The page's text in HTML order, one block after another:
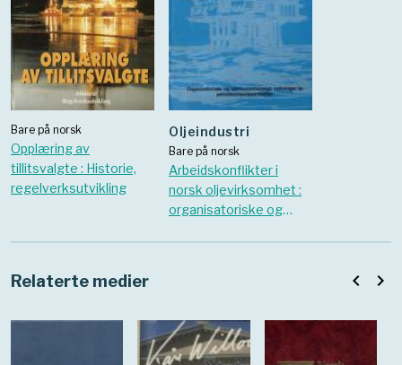
Bare på norsk
Opplæring av
tillitsvalgte : Historie,
regelverksutvikling
oljeindustri
Bare på norsk
Arbeidskonflikter i
norsk oljevirksomhet :
organisatoriske og
Relaterte medier navigate_before navigate_next